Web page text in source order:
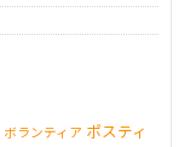
ボランティア ポスティ